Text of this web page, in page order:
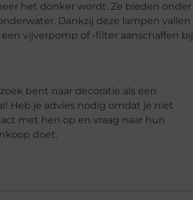
het donker wordt. Ze bieden onder
Dankzij deze lampen vallen
vijverpomp of -filter aanschaffen bij
bent naar decoratie als een
Heb je advies nodig omdat je niet
met hen op en vraag naar hun
doet.